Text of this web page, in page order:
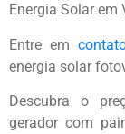
Energia Solar em
Entre em
energia solar
Descubra o
gerador com